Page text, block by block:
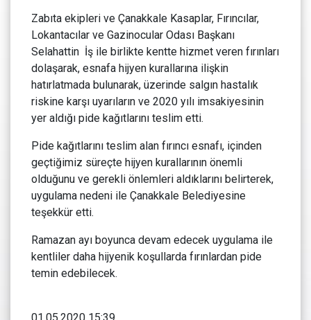
Zabıta ekipleri ve Çanakkale Kasaplar, Fırıncılar,
Lokantacılar ve Gazinocular Odası Başkanı
Selahattin İş ile birlikte kentte hizmet veren fırınları
dolaşarak, esnafa hijyen kurallarına ilişkin
hatırlatmada bulunarak, üzerinde salgın hastalık
riskine karşı uyarıların ve 2020 yılı imsakiyesinin
yer aldığı pide kağıtlarını teslim etti.
Pide kağıtlarını teslim alan fırıncı esnafı, içinden
geçtiğimiz süreçte hijyen kurallarının önemli
olduğunu ve gerekli önlemleri aldıklarını belirterek,
uygulama nedeni ile Çanakkale Belediyesine
teşekkür etti.
Ramazan ayı boyunca devam edecek uygulama ile
kentliler daha hijyenik koşullarda fırınlardan pide
temin edebilecek.